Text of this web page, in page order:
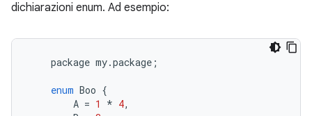
dichiarazioni enum. Ad esempio:
package my.package ;
enum Boo {
A = 1 * 4,